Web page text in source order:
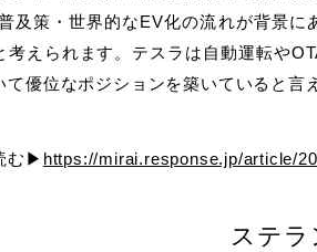
及策・世界的なEV化の流れが背景
考えられます。テスラは自動運転や
て優位なポジションを築いていると言
む▶ https://mirai.response.jp/article/
ステラ